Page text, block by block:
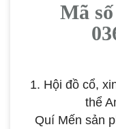
Mã
1. Hội đồ cổ,
thể
Quí Mến sản